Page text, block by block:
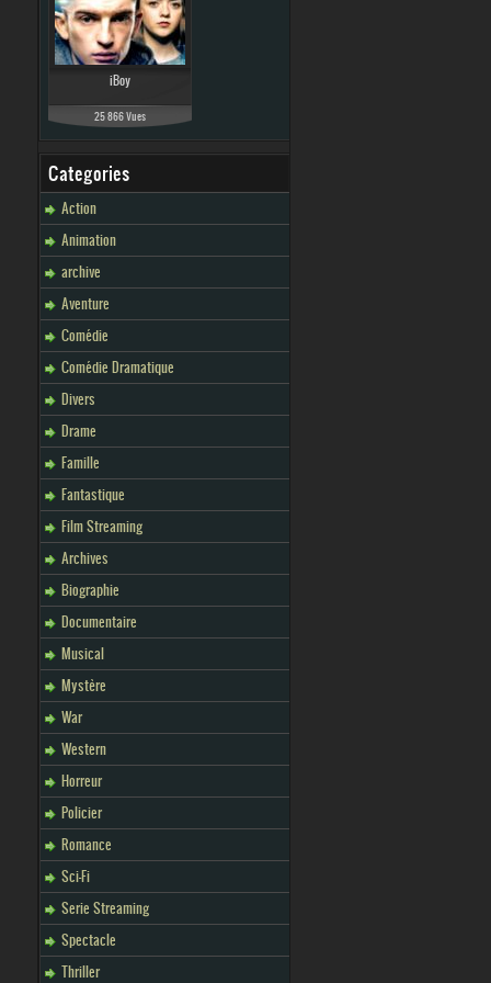
iBoy
25 866 Vues
Categories
Action
Animation
archive
Aventure
Comédie
Comédie Dramatique
Divers
Drame
Famille
Fantastique
Film Streaming
Archives
Biographie
Documentaire
Musical
Mystère
War
Western
Horreur
Policier
Romance
Sci-Fi
Serie Streaming
Spectacle
Thriller